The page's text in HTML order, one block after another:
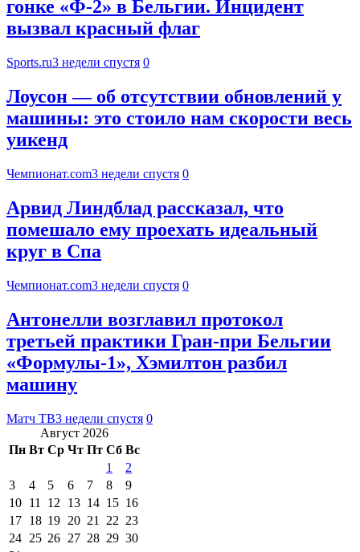
гонке «Ф-2» в Бельгии. Инцидент
вызвал красный флаг
Sports.ru3 недели спустя 0
Лоусон — об отсутствии обновлений у
машины: это стоило нам скорости весь
уикенд
Чемпионат.com3 недели спустя 0
Арвид Линдблад рассказал, что
помешало ему проехать идеальный
круг в Спа
Чемпионат.com3 недели спустя 0
Антонелли возглавил протокол
третьей практики Гран‑при Бельгии
«Формулы‑1», Хэмилтон разбил
машину
Матч ТВ3 недели спустя 0
Август 2026
Пн Вт Ср Чт Пт Сб Вс
1
2
3
4 5 6 7 8
9
10 11 12 13 14 15 16
17 18 19 20 21 22 23
24 25 26 27 28 29 30